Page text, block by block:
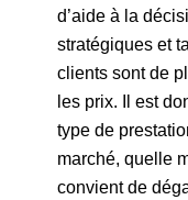
d’aide à la
stratégiques et
clients sont de
les prix. Il est
type de
marché, quelle
convient de